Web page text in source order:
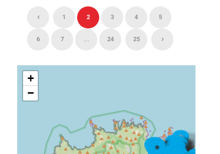
1 2 3 4 5
6 7 ... 24 25
+
−